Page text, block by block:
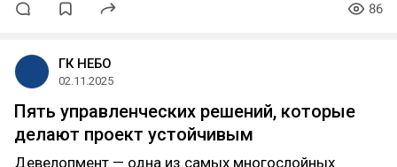
86
ГК НЕБО
02.11.2025
Пять управленческих решений, которые
делают проект устойчивым
Девелопмент — одна из самых многослойных